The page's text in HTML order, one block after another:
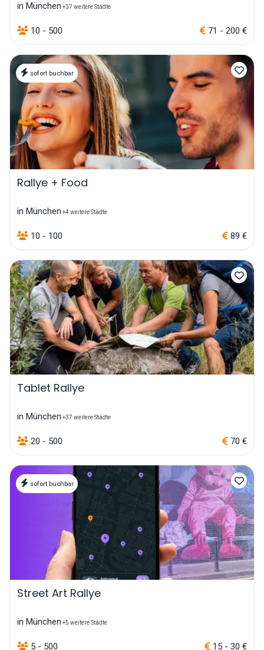
in München +37 weitere Städte
10 - 500 71 - 200 €
sofort buchbar
Rallye + Food
in München +4 weitere Städte
10 - 100 89 €
Tablet Rallye
in München +37 weitere Städte
20 - 500 70 €
sofort buchbar
Street Art Rallye
in München +5 weitere Städte
5 - 500 15 - 30 €